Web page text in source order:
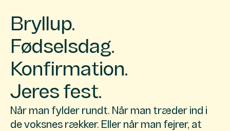
Bryllup.
Fødselsdag.
Konfirmation.
Jeres fest.
Når man fylder rundt. Når man træder ind i
de voksnes rækker. Eller når man fejrer, at